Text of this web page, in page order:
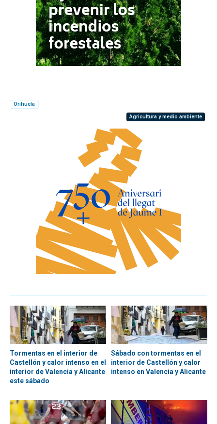
Orihuela
Agricultura y medio ambiente
Tormentas en el interior de
Castellón y calor intenso en el
interior de Valencia y Alicante
este sábado
Sábado con tormentas en el
interior de Castellón y calor
intenso en Valencia y Alicante